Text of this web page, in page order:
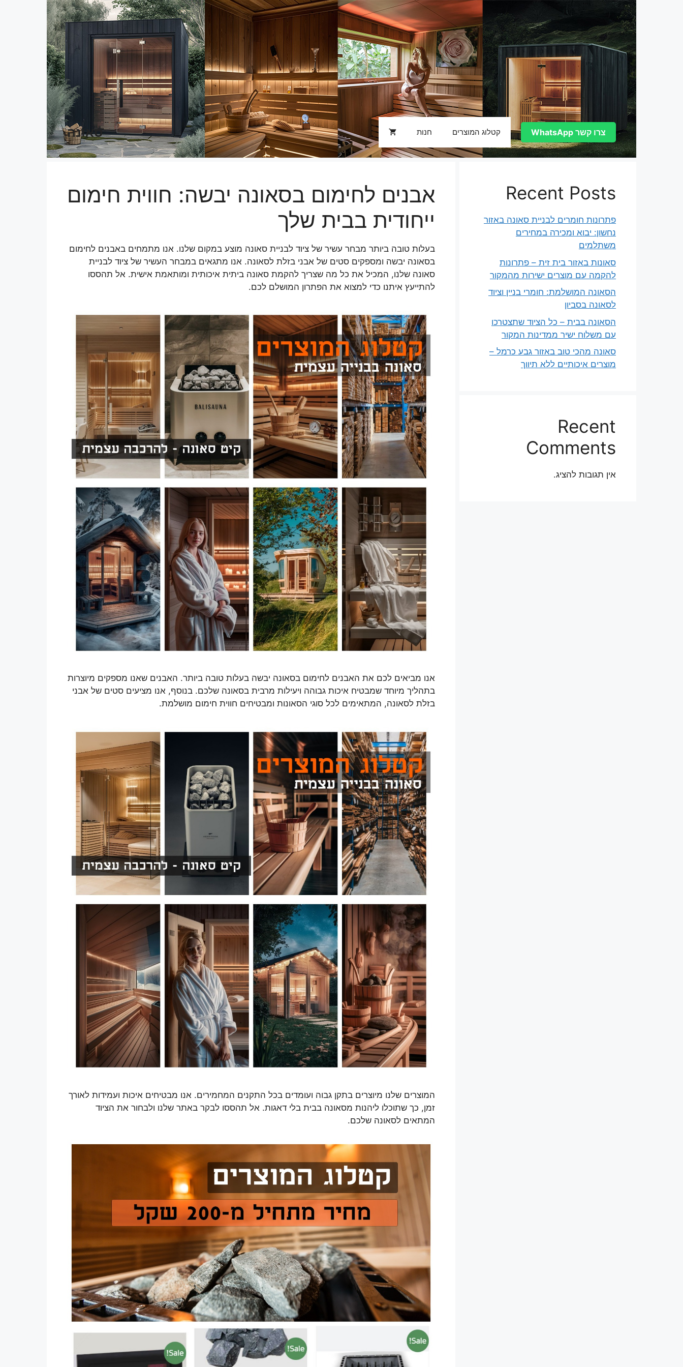
סאונה קטלוג המוצרים חנות צרו קשר WhatsApp
אבנים לחימום בסאונה יבשה: חווית חימום
ייחודית בבית שלך
בעלות טובה ביותר מבחר עשיר של ציוד לבניית סאונה מוצע במקום שלנו. אנו מתמחים באבנים לחימום
בסאונה יבשה ומספקים סטים של אבני בזלת לסאונה. אנו מתגאים במבחר העשיר של ציוד לבניית
סאונה שלנו, המכיל את כל מה שצריך להקמת סאונה ביתית איכותית ומותאמת אישית. אל תהססו
להתייעץ איתנו כדי למצוא את הפתרון המושלם לכם.
אנו מביאים לכם את האבנים לחימום בסאונה יבשה בעלות טובה ביותר. האבנים שאנו מספקים מיוצרות
בתהליך מיוחד שמבטיח איכות גבוהה ויעילות מרבית בסאונה שלכם. בנוסף, אנו מציעים סטים של אבני
בזלת לסאונה, המתאימים לכל סוגי הסאונות ומבטיחים חווית חימום מושלמת.
המוצרים שלנו מיוצרים בתקן גבוה ועומדים בכל התקנים המחמירים. אנו מבטיחים איכות ועמידות לאורך
זמן, כך שתוכלו ליהנות מסאונה בבית בלי דאגות. אל תהססו לבקר באתר שלנו ולבחור את הציוד
המתאים לסאונה שלכם.
Recent Posts
פתרונות חומרים לבניית סאונה באזור
נחשון: יבוא ומכירה במחירים
משתלמים
סאונות באזור בית זית – פתרונות
להקמה עם מוצרים ישירות מהמקור
הסאונה המושלמת: חומרי בניין וציוד
לסאונה בסביון
הסאונה בבית – כל הציוד שתצטרכו
עם משלוח ישיר ממדינות המקור
סאונה מהכי טוב באזור גבע כרמל –
מוצרים איכותיים ללא תיווך
Recent
Comments
אין תגובות להציג.